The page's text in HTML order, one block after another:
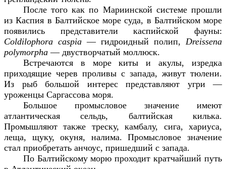
После того как по Мариинской системе прошли
из Каспия в Балтийское море суда, в Балтийском море
появились представители каспийской фауны:
Coldilophora caspia — гидроидный полип, Dreissena
polymorpha — двустворчатый моллюск.
Встречаются в море киты и акулы, изредка
приходящие черев проливы с запада, живут тюлени.
Из рыб большой интерес представляют угри —
уроженцы Саргассова моря.
Большое промысловое значение имеют
атлантическая сельдь, балтийская килька.
Промышляют также треску, камбалу, сига, хариуса,
леща, щуку, окуня, налима. Промысловое значение
стал приобретать анчоус, пришедший с запада.
По Балтийскому морю проходит кратчайший путь